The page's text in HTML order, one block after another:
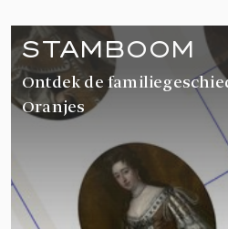
STAMBOOM
Ontdek de
Oranjes